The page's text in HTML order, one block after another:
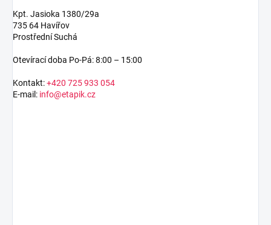
Kpt. Jasioka 1380/29a
735 64 Havířov
Prostřední Suchá
Otevírací doba Po-Pá: 8:00 – 15:00
Kontakt:+420 725 933 054
E-mail: info@etapik.cz